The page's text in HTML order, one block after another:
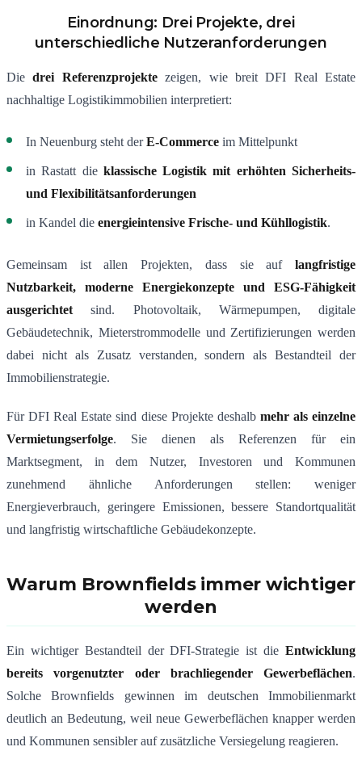
Einordnung: Drei Projekte, drei
unterschiedliche Nutzeranforderungen
Diedrei Referenzprojektezeigen, wie breit DFI Real Estate
nachhaltige Logistikimmobilien interpretiert:
In Neuenburg steht derE-Commerce im Mittelpunkt
in Rastatt die klassische Logistik mit erhöhten Sicherheits-
und Flexibilitätsanforderungen
in Kandel die energieintensive Frische- und Kühllogistik.
Gemeinsam ist allen Projekten, dass sie auf langfristige
Nutzbarkeit, moderne Energiekonzepte und ESG-Fähigkeit
ausgerichtet sind. Photovoltaik, Wärmepumpen, digitale
Gebäudetechnik, Mieterstrommodelle und Zertifizierungen werden
dabei nicht als Zusatz verstanden, sondern als Bestandteil der
Immobilienstrategie.
Für DFI Real Estate sind diese Projekte deshalb mehr als einzelne
Vermietungserfolge. Sie dienen als Referenzen für ein
Marktsegment, in dem Nutzer, Investoren und Kommunen
zunehmend ähnliche Anforderungen stellen: weniger
Energieverbrauch, geringere Emissionen, bessere Standortqualität
und langfristig wirtschaftliche Gebäudekonzepte.
Warum Brownfields immer wichtiger
werden
Ein wichtiger Bestandteil der DFI-Strategie ist die Entwicklung
bereits vorgenutzter oder brachliegender Gewerbeflächen.
Solche Brownfields gewinnen im deutschen Immobilienmarkt
deutlich an Bedeutung, weil neue Gewerbeflächen knapper werden
und Kommunen sensibler auf zusätzliche Versiegelung reagieren.